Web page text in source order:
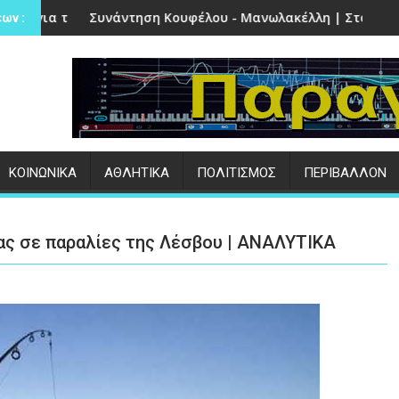
: ΠέτραΚουφέλου - Μανωλακέλλη | Στο επίκεντρο το παλιό
ΚΟΙΝΩΝΙΚΑ ΑΘΛΗΤΙΚΑ ΠΟΛΙΤΙΣΜΟΣ ΠΕΡΙΒΑΛΛΟΝ
σε παραλίες της Λέσβου | ΑΝΑΛΥΤΙΚΑ